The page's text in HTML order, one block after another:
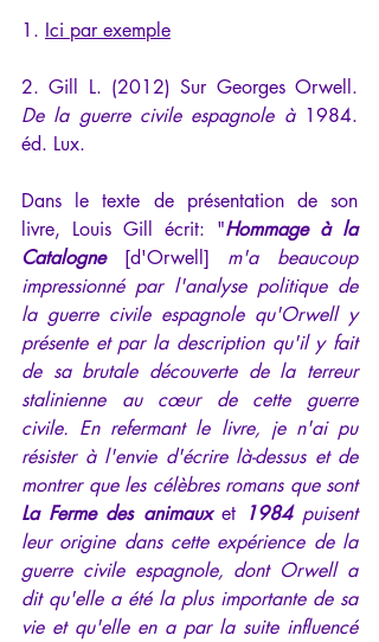
1. Ici par exemple
De la guerre civile espagnole à 1984.
éd. Lux.
Dans le texte de présentation de son
livre, Louis Gill écrit: "Hommage à la
Catalogne [d'Orwell] m'a beaucoup
impressionné par l'analyse politique de
la guerre civile espagnole qu'Orwell y
présente et par la description qu'il y fait
de sa brutale découverte de la terreur
stalinienne au cœur de cette guerre
civile. En refermant le livre, je n'ai pu
résister à l'envie d'écrire là-dessus et de
montrer que les célèbres romans que sont
La Ferme des animaux et 1984 puisent
leur origine dans cette expérience de la
guerre civile espagnole, dont Orwell a
dit qu'elle a été la plus importante de sa
vie et qu'elle en a par la suite influencé